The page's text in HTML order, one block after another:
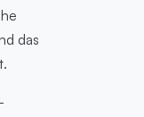
das